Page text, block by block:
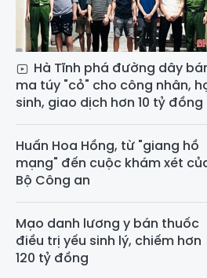
Hà Tĩnh phá đường dây
ma túy "cỏ" cho công nhân,
sinh, giao dịch hơn 10 tỷ đồng
Huấn Hoa Hồng, từ "giang hồ
mạng" đến cuộc khám xét
Bộ Công an
Mạo danh lương y bán thuốc
điều trị yếu sinh lý, chiếm hơn
120 tỷ đồng